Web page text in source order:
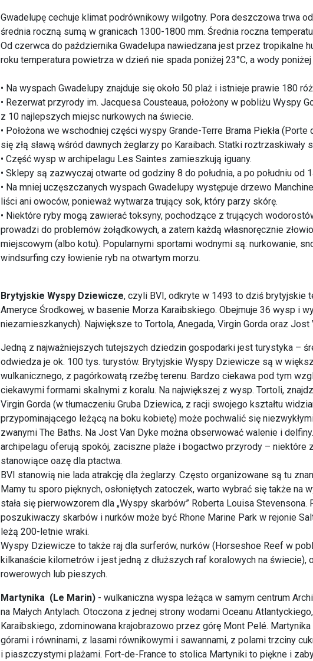
Gwadelupę cechuje klimat podrównikowy wilgotny. Pora deszczowa trwa
średnia roczną sumą w granicach 1300-1800 mm. Średnia roczna
Od czerwca do października Gwadelupa nawiedzana jest przez tropikalne
roku temperatura powietrza w dzień nie spada poniżej 23°C, a wody poniżej
• Na wyspach Gwadelupy znajduje się około 50 plaż i istnieje prawie 180
• Rezerwat przyrody im. Jacquesa Cousteaua, położony w pobliżu Wyspy
z 10 najlepszych miejsc nurkowych na świecie.
• Położona we wschodniej części wyspy Grande-Terre Brama Piekła
się złą sławą wśród dawnych żeglarzy po Karaibach. Statki
• Część wysp w archipelagu Les Saintes zamieszkują iguany.
• Sklepy są zazwyczaj otwarte od godziny 8 do południa, a po południu od
• Na mniej uczęszczanych wyspach Gwadelupy występuje drzewo
liści ani owoców, ponieważ wytwarza trujący sok, który parzy skórę.
• Niektóre ryby mogą zawierać toksyny, pochodzące z trujących
prowadzi do problemów żołądkowych, a zatem każdą własnoręcznie
miejscowym (albo kotu). Popularnymi sportami wodnymi są: nurkowanie,
windsurfing czy łowienie ryb na otwartym morzu.
Brytyjskie Wyspy Dziewicze, czyli BVI, odkryte w 1493 to dziś brytyjskie
Ameryce Środkowej, w basenie Morza Karaibskiego. Obejmuje 36 wysp i
niezamieszkanych). Największe to Tortola, Anegada, Virgin Gorda oraz Jost
Jedną z najważniejszych tutejszych dziedzin gospodarki jest turystyka –
odwiedza je ok. 100 tys. turystów. Brytyjskie Wyspy Dziewicze są w
wulkanicznego, z pagórkowatą rzeźbę terenu. Bardzo ciekawa pod tym
ciekawymi formami skalnymi z koralu. Na największej z wysp. Tortoli,
Virgin Gorda (w tłumaczeniu Gruba Dziewica, z racji swojego kształtu
przypominającego leżącą na boku kobietę) może pochwalić się
zwanymi The Baths. Na Jost Van Dyke można obserwować walenie i
archipelagu oferują spokój, zaciszne plaże i bogactwo przyrody – niektóre
stanowiące oazę dla ptactwa.
BVI stanowią nie lada atrakcję dla żeglarzy. Często organizowane są tu
Mamy tu sporo pięknych, osłoniętych zatoczek, warto wybrać się także na
stała się pierwowzorem dla „Wyspy skarbów” Roberta Louisa Stevensona.
poszukiwaczy skarbów i nurków może być Rhone Marine Park w rejonie
leżą 200-letnie wraki.
Wyspy Dziewicze to także raj dla surferów, nurków (Horseshoe Reef w
kilkanaście kilometrów i jest jedną z dłuższych raf koralowych na świecie),
rowerowych lub pieszych.
Martynika (Le Marin) - wulkaniczna wyspa leżąca w samym centrum
na Małych Antylach. Otoczona z jednej strony wodami Oceanu
Karaibskiego, zdominowana krajobrazowo przez górę Mont Pelé.
górami i równinami, z lasami równikowymi i sawannami, z polami trzciny
i piaszczystymi plażami. Fort-de-France to stolica Martyniki to piękne i